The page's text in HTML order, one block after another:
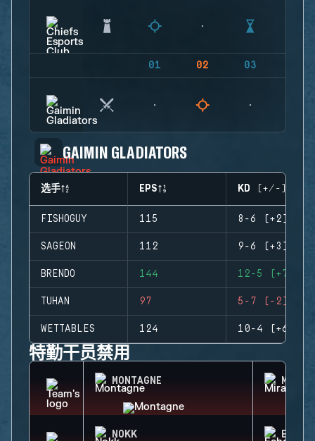
01 02 03
GAIMIN GLADIATORS
选手 EPS KD (+/-)
FISHOGUY 115 8-6 (+2)
SAGEON 112 9-6 (+3)
BRENDO 144 12-5 (+7)
TUHAN 97 5-7 (-2)
WETTABLES 124 10-4 (+6)
特勤干员禁用
MONTAGNE MIRA
NOKK ECHO